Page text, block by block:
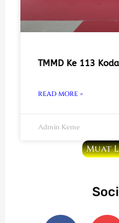
TMMD Ke 113
READ MORE »
Admin Keme
Muat
F
Y